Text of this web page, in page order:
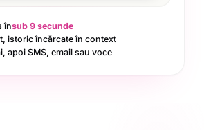
însub 9 secunde
istoric încărcate în context
apoi SMS, email sau voce